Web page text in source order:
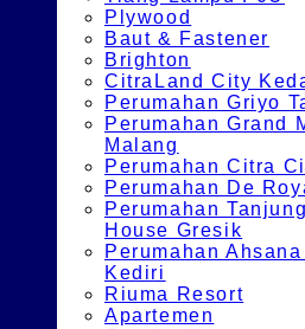
Plywood
Baut & Fastener
Brighton
CitraLand City
Perumahan Griyo
Perumahan Grand
Malang
Perumahan Citra
Perumahan De
Perumahan
House Gresik
Perumahan
Kediri
Riuma Resort
Apartemen